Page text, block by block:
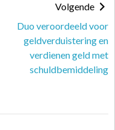
Volgende
Duo veroordeeld voor
geldverduistering en
verdienen geld met
schuldbemiddeling